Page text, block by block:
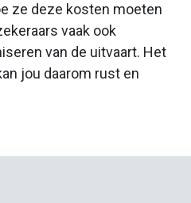
ze deze kosten moeten
vaak ook
van de uitvaart. Het
jou daarom rust en